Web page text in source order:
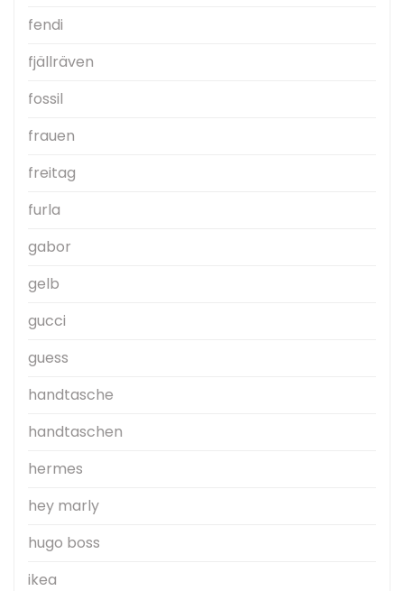
fendi
fjällräven
fossil
frauen
freitag
furla
gabor
gelb
gucci
guess
handtasche
handtaschen
hermes
hey marly
hugo boss
ikea